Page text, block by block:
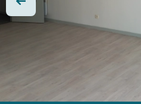
RECHERCHE SUR LE SITE *
Photo précédente